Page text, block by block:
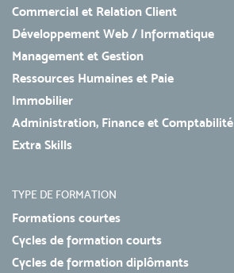
Commercial et Relation Client
Développement Web / Informatique
Management et Gestion
Ressources Humaines et Paie
Immobilier
Administration, Finance et Comptabilité
Extra Skills
TYPE DE FORMATION
Formations courtes
Cycles de formation courts
Cycles de formation diplômants